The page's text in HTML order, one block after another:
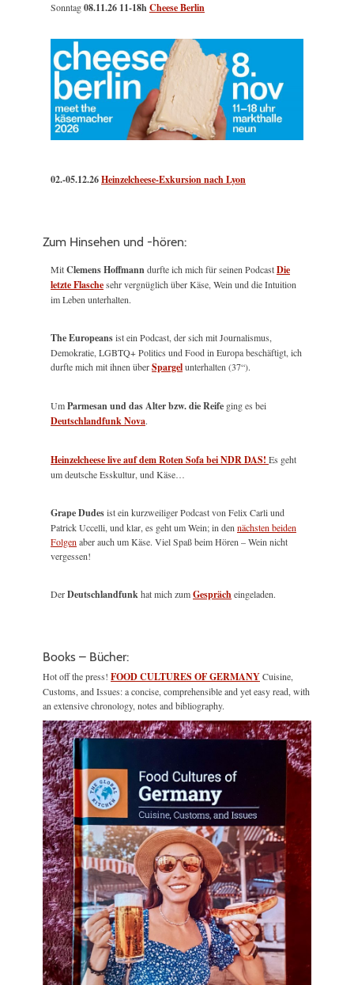
Sonntag08.11.26 11-18hCheese Berlin
02.-05.12.26Heinzelcheese-Exkursion nach Lyon
Zum Hinsehen und -hören:
MitClemens Hoffmanndurfte ich mich für seinen PodcastDie
letzte Flaschesehr vergnüglich über Käse, Wein und die Intuition
im Leben unterhalten.
The Europeansist ein Podcast, der sich mit Journalismus,
Demokratie, LGBTQ+ Politics und Food in Europa beschäftigt, ich
durfte mich mit ihnen überSpargelunterhalten (37“).
UmParmesan und das Alter bzw. die Reife ging es bei
Deutschlandfunk Nova.
Heinzelcheese live auf dem Roten Sofa bei NDR DAS! Es geht
um deutsche Esskultur, und Käse…
Grape Dudesist ein kurzweiliger Podcast von Felix Carli und
Patrick Uccelli, und klar, es geht um Wein; in den nächsten beiden
Folgen aber auch um Käse. Viel Spaß beim Hören – Wein nicht
vergessen!
DerDeutschlandfunkhat mich zumGesprächeingeladen.
Books – Bücher:
Hot off the press! FOOD CULTURES OF GERMANYCuisine,
Customs, and Issues: a concise, comprehensible and yet easy read, with
an extensive chronology, notes and bibliography.